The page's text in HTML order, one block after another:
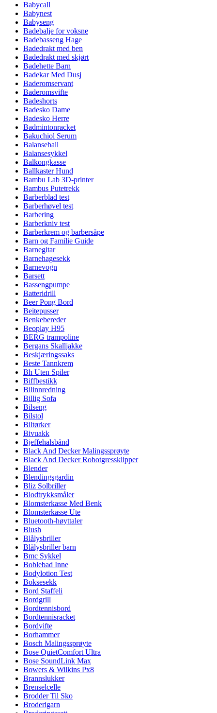
Babycall
Babynest
Babyseng
Badebalje for voksne
Badebasseng Hage
Badedrakt med ben
Badedrakt med skjørt
Badehette Barn
Badekar Med Dusj
Baderomservant
Baderomsvifte
Badeshorts
Badesko Dame
Badesko Herre
Badmintonracket
Bakuchiol Serum
Balanseball
Balansesykkel
Balkongkasse
Ballkaster Hund
Bambu Lab 3D-printer
Bambus Putetrekk
Barberblad test
Barberhøvel test
Barbering
Barberkniv test
Barberkrem og barbersåpe
Barn og Familie Guide
Barnegitar
Barnehagesekk
Barnevogn
Barsett
Bassengpumpe
Batteridrill
Beer Pong Bord
Beitepusser
Benkebereder
Beoplay H95
BERG trampoline
Bergans Skalljakke
Beskjæringssaks
Beste Tannkrem
Bh Uten Spiler
Biffbestikk
Bilinnredning
Billig Sofa
Bilseng
Bilstol
Biltørker
Bivuakk
Bjeffehalsbånd
Black And Decker Malingssprøyte
Black And Decker Robotgressklipper
Blender
Blendingsgardin
Bliz Solbriller
Blodtrykksmåler
Blomsterkasse Med Benk
Blomsterkasse Ute
Bluetooth-høyttaler
Blush
Blålysbriller
Blålysbriller barn
Bmc Sykkel
Boblebad Inne
Bodylotion Test
Boksesekk
Bord Staffeli
Bordgrill
Bordtennisbord
Bordtennisracket
Bordvifte
Borhammer
Bosch Malingssprøyte
Bose QuietComfort Ultra
Bose SoundLink Max
Bowers & Wilkins Px8
Brannslukker
Brenselcelle
Brodder Til Sko
Broderigarn